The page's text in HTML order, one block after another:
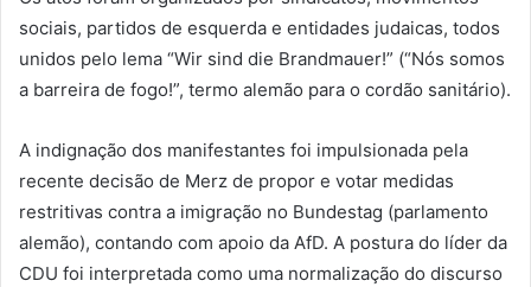
sociais, partidos de esquerda e entidades judaicas, todos
unidos pelo lema “Wir sind die Brandmauer!” (“Nós somos
a barreira de fogo!”, termo alemão para o cordão sanitário).
A indignação dos manifestantes foi impulsionada pela
recente decisão de Merz de propor e votar medidas
restritivas contra a imigração no Bundestag (parlamento
alemão), contando com apoio da AfD. A postura do líder da
CDU foi interpretada como uma normalização do discurso